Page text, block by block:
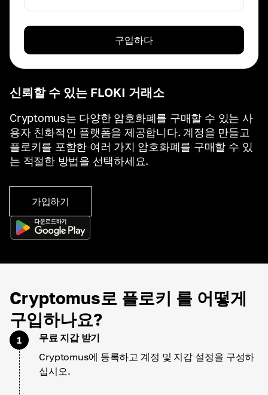
신뢰할 수 있는 FLOKI 거래소
Cryptomus는 다양한 암호화폐를 구매할 수 있는 사
용자 친화적인 플랫폼을 제공합니다. 계정을 만들고
플로키를 포함한 여러 가지 암호화폐를 구매할 수 있
는 적절한 방법을 선택하세요.
가입하기
구입하다
Cryptomus로 플로키 를 어떻게
구입하나요?
1
무료 지갑 받기
Cryptomus에 등록하고 계정 및 지갑 설정을 구성하
십시오.